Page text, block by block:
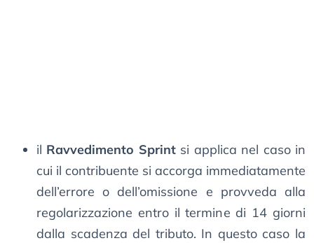
il Ravvedimento Sprintsi applica nel caso in
cui il contribuente si accorga immediatamente
dell’errore o dell’omissione e provveda alla
regolarizzazione entro il termine di 14 giorni
dalla scadenza del tributo. In questo caso la